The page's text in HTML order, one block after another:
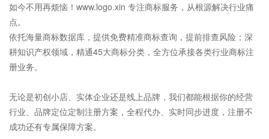
如今不用再烦恼！www.logo.xin 专注商标服务，从根源解决行业痛
点。
依托海量商标数据库，提供免费精准商标查询，提前排查风险；深
耕知识产权领域，精通45大商标分类，全方位承接各类行业商标注
册业务。
无论是初创小店、实体企业还是线上品牌，我们都能根据你的经营
行业、品牌定位定制注册方案，全程代办、实时同步进度，注册不
成功还有专属保障方案。